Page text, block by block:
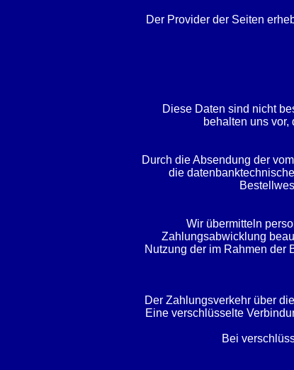
Der Provider der Seiten
Diese Daten sind nicht
behalten uns
Durch die Absendung der
die
Wir übermitteln
Zahlungsabwicklung
Nutzung der im Rahmen der
Der Zahlungsverkehr über
Eine verschlüsselte
Bei